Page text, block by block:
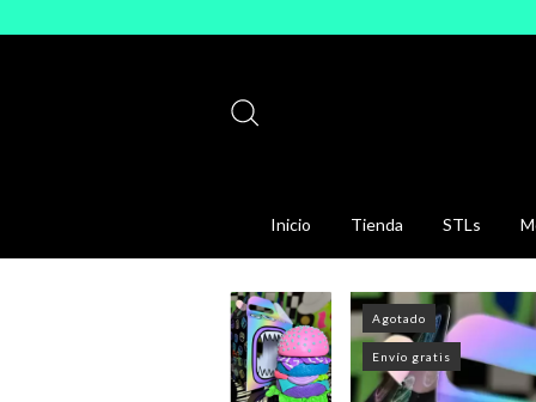
Inicio Tienda STLs
Agotado
Envío gratis